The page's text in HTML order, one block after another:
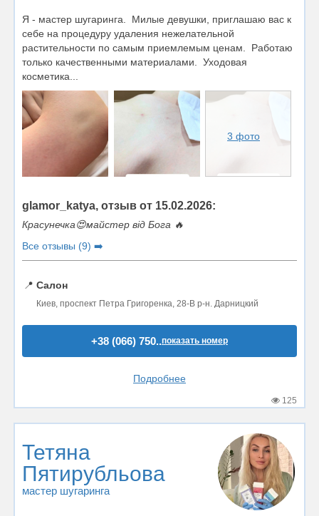
Я - мастер шугаринга. Милые девушки, приглашаю вас к
себе на процедуру удаления нежелательной
растительности по самым приемлемым ценам. Работаю
только качественными материалами. Уходовая
косметика...
3 фото
glamor_katya, отзыв от 15.02.2026:
Красунечка😍майстер від Бога 🔥
Все отзывы (9) ➡️
📍 Салон
Киев, проспект Петра Григоренка, 28-В р-н. Дарницкий
+38 (066) 750..показать номер
Подробнее
125
Тетяна
Пятирубльова
мастер шугаринга